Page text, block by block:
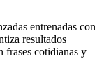
entrenadas con
resultados
frases cotidianas y